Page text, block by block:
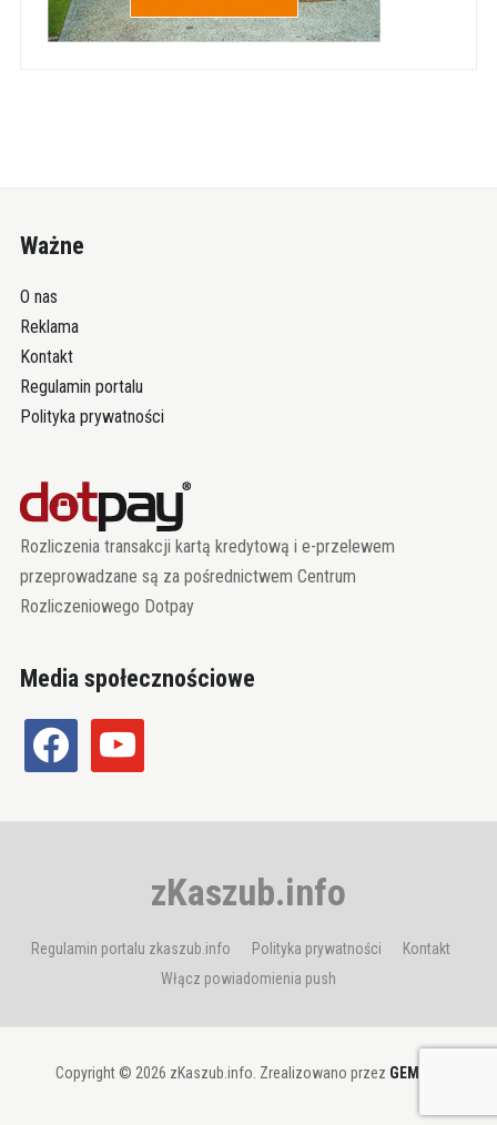
Ważne
O nas
Reklama
Kontakt
Regulamin portalu
Polityka prywatności
Rozliczenia transakcji kartą kredytową i e-przelewem
przeprowadzane są za pośrednictwem Centrum
Rozliczeniowego Dotpay
Media społecznościowe
facebook youtube
zKaszub.info
Regulamin portalu zkaszub.info Polityka prywatności
Kontakt
Włącz powiadomienia push
Copyright © 2026 zKaszub.info. Zrealizowano przez GEMBIT